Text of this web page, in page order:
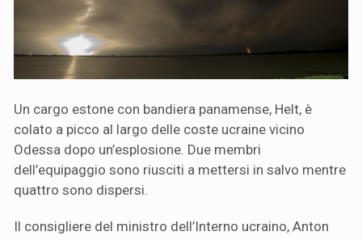
Un cargo estone con bandiera panamense, Helt, è
colato a picco al largo delle coste ucraine vicino
Odessa dopo un’esplosione. Due membri
dell’equipaggio sono riusciti a mettersi in salvo mentre
quattro sono dispersi.
Il consigliere del ministro dell’Interno ucraino, Anton